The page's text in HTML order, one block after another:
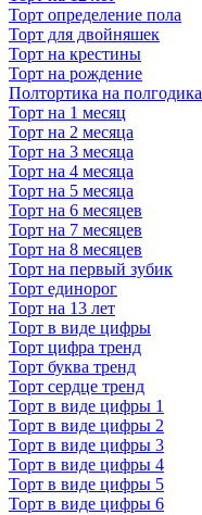
Торт определение пола
Торт для двойняшек
Торт на крестины
Торт на рождение
Полтортика на полгодика
Торт на 1 месяц
Торт на 2 месяца
Торт на 3 месяца
Торт на 4 месяца
Торт на 5 месяца
Торт на 6 месяцев
Торт на 7 месяцев
Торт на 8 месяцев
Торт на первый зубик
Торт единорог
Торт на 13 лет
Торт в виде цифры
Торт цифра тренд
Торт буква тренд
Торт сердце тренд
Торт в виде цифры 1
Торт в виде цифры 2
Торт в виде цифры 3
Торт в виде цифры 4
Торт в виде цифры 5
Торт в виде цифры 6